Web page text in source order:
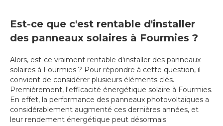
Est-ce que c'est rentable d'installer
des panneaux solaires à Fourmies ?
Alors, est-ce vraiment rentable d'installer des panneaux
solaires à Fourmies ? Pour répondre à cette question, il
convient de considérer plusieurs éléments clés.
Premièrement, l'efficacité énergétique solaire à Fourmies.
En effet, la performance des panneaux photovoltaïques a
considérablement augmenté ces dernières années, et
leur rendement énergétique peut désormais